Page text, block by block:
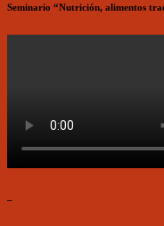
Seminario “Nutrición, alimentos
–